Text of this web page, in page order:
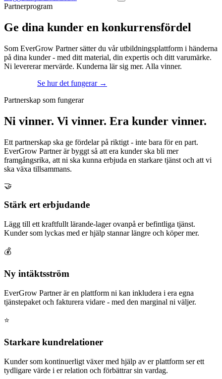
Partnerprogram
Ge dina kunder en konkurrensfördel
Som EverGrow Partner sätter du vår utbildningsplattform i händerna
på dina kunder - med ditt material, din expertis och ditt varumärke.
Ni levererar mervärde. Kunderna lär sig mer. Alla vinner.
Se hur det fungerar→
Partnerskap som fungerar
Ni vinner. Vi vinner. Era kunder vinner.
Ett partnerskap ska ge fördelar på riktigt - inte bara för en part.
EverGrow Partner är byggt så att era kunder ska bli mer
framgångsrika, att ni ska kunna erbjuda en starkare tjänst och att vi
ska växa tillsammans.
🤝
Stärk ert erbjudande
Lägg till ett kraftfullt lärande-lager ovanpå er befintliga tjänst.
Kunder som lyckas med er hjälp stannar längre och köper mer.
💰
Ny intäktsström
EverGrow Partner är en plattform ni kan inkludera i era egna
tjänstepaket och fakturera vidare - med den marginal ni väljer.
⭐
Starkare kundrelationer
Kunder som kontinuerligt växer med hjälp av er plattform ser ett
tydligare värde i er relation och förbättrar sin vardag.